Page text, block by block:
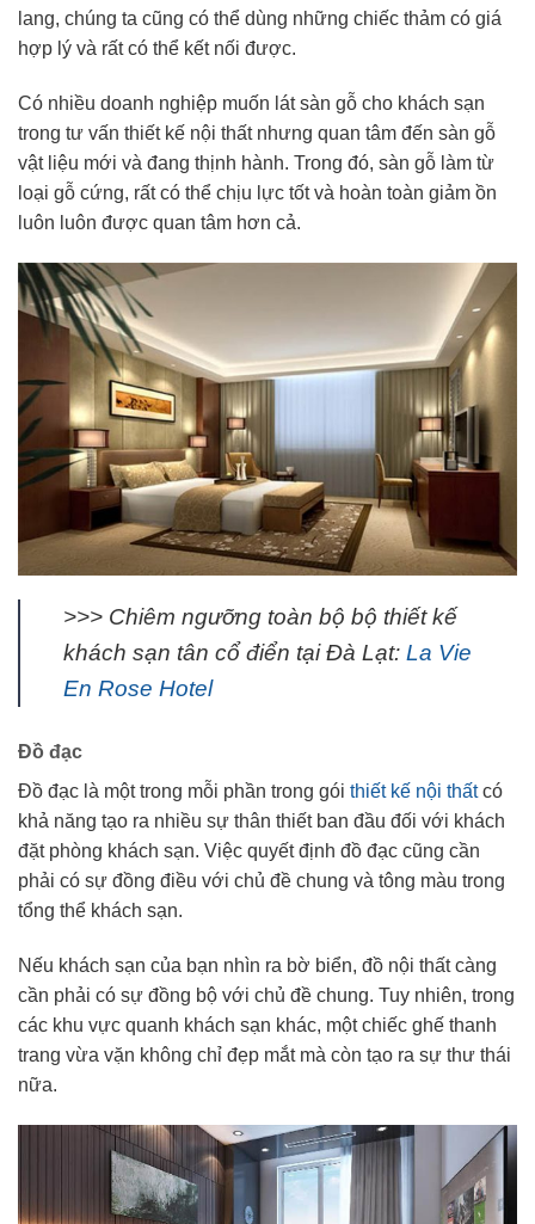
lang, chúng ta cũng có thể dùng những chiếc thảm có giá
hợp lý và rất có thể kết nối được.
Có nhiều doanh nghiệp muốn lát sàn gỗ cho khách sạn
trong tư vấn thiết kế nội thất nhưng quan tâm đến sàn gỗ
vật liệu mới và đang thịnh hành. Trong đó, sàn gỗ làm từ
loại gỗ cứng, rất có thể chịu lực tốt và hoàn toàn giảm ồn
luôn luôn được quan tâm hơn cả.
>>> Chiêm ngưỡng toàn bộ bộ thiết kế
khách sạn tân cổ điển tại Đà Lạt: La Vie
En Rose Hotel
Đồ đạc
Đồ đạc là một trong mỗi phần trong gói thiết kế nội thấtcó
khả năng tạo ra nhiều sự thân thiết ban đầu đối với khách
đặt phòng khách sạn. Việc quyết định đồ đạc cũng cần
phải có sự đồng điều với chủ đề chung và tông màu trong
tổng thể khách sạn.
Nếu khách sạn của bạn nhìn ra bờ biển, đồ nội thất càng
cần phải có sự đồng bộ với chủ đề chung. Tuy nhiên, trong
các khu vực quanh khách sạn khác, một chiếc ghế thanh
trang vừa vặn không chỉ đẹp mắt mà còn tạo ra sự thư thái
nữa.